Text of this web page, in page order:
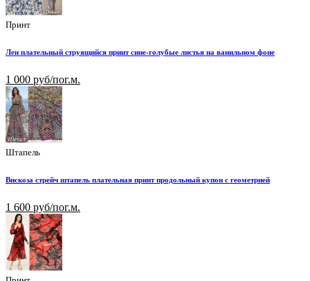
Принт
Лен плательный струящийся принт сине-голубые листья на ванильном фоне
1 000 руб/пог.м.
Штапель
Вискоза стрейч штапель плательная принт продольный купон с геометрией
1 600 руб/пог.м.